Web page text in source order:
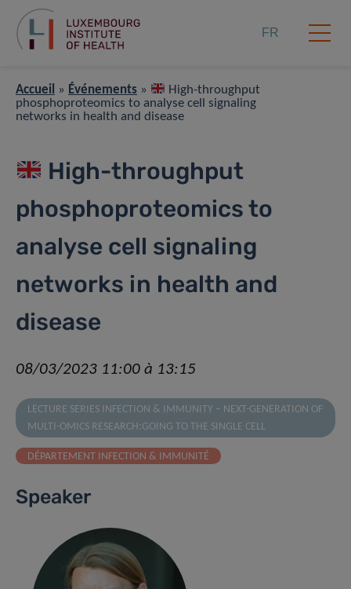
FR
Accueil » Événements »
High-throughput
phosphoproteomics to analyse cell signaling
networks in health and disease
High-throughput
phosphoproteomics to
analyse cell signaling
networks in health and
disease
08/03/2023 11:00 à 13:15
LECTURE SERIES INFECTION & IMMUNITY – NEXT-GENERATION OF
MULTI-OMICS RESEARCH:GOING TO THE SINGLE CELL
DÉPARTEMENT INFECTION & IMMUNITÉ
Speaker